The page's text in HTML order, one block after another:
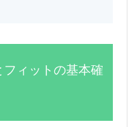
ィットの基本確